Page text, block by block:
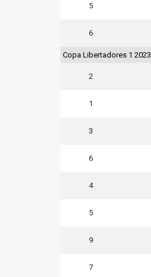
5
6
Copa Libertadores 1 2023
2
1
3
6
4
5
9
7